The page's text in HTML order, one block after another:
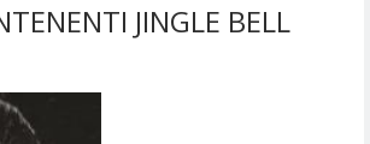
JINGLE BELL